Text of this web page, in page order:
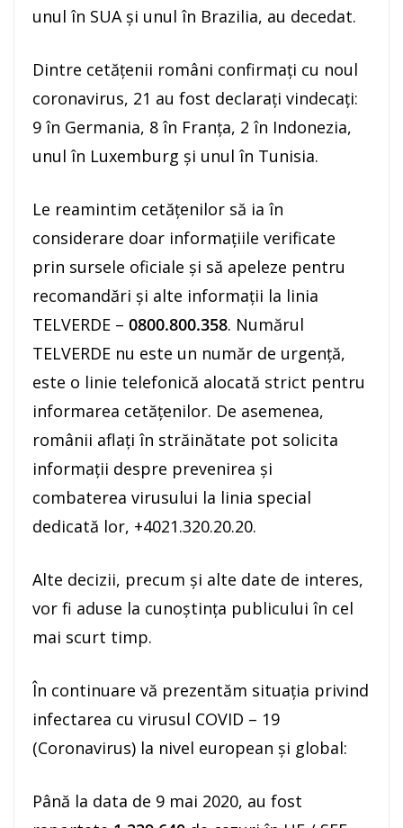
unul în SUA și unul în Brazilia, au decedat.
Dintre cetățenii români confirmați cu noul
coronavirus, 21 au fost declarați vindecați:
9 în Germania, 8 în Franța, 2 în Indonezia,
unul în Luxemburg și unul în Tunisia.
Le reamintim cetățenilor să ia în
considerare doar informațiile verificate
prin sursele oficiale și să apeleze pentru
recomandări și alte informații la linia
TELVERDE – 0800.800.358. Numărul
TELVERDE nu este un număr de urgență,
este o linie telefonică alocată strict pentru
informarea cetățenilor. De asemenea,
românii aflați în străinătate pot solicita
informații despre prevenirea și
combaterea virusului la linia special
dedicată lor, +4021.320.20.20.
Alte decizii, precum și alte date de interes,
vor fi aduse la cunoștința publicului în cel
mai scurt timp.
În continuare vă prezentăm situația privind
infectarea cu virusul COVID – 19
(Coronavirus) la nivel european și global:
Până la data de 9 mai 2020, au fost